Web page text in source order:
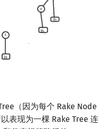
（因为每个 Rake Node
表现为一棵 Rake Tree 连